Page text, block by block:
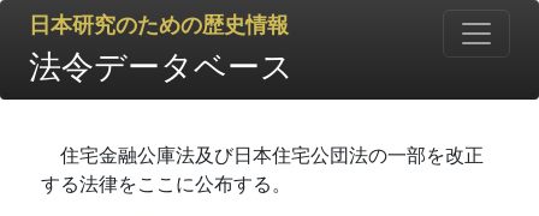
日本研究のための歴史情報
法令データベース
住宅金融公庫法及び日本住宅公団法の一部を改正
する法律をここに公布する。